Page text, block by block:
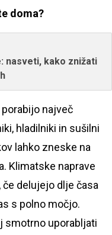
doma?
nasveti, kako znižati
največ
hladilniki in sušilni
lahko zneske na
Klimatske naprave
delujejo dlje časa
s polno močjo.
smotrno uporabljati